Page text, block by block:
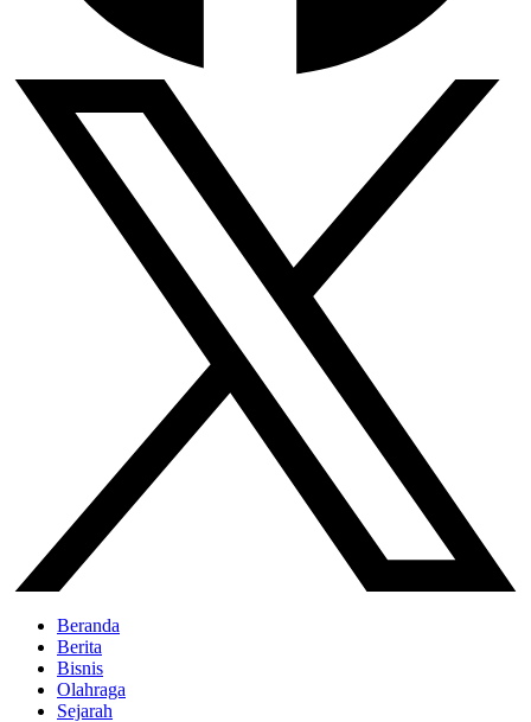
Beranda
Berita
Bisnis
Olahraga
Sejarah